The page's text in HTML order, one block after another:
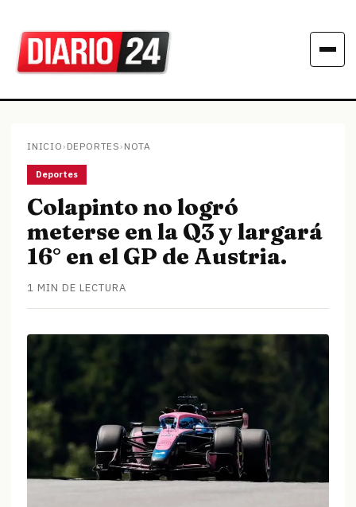
INICIO› DEPORTES› NOTA
Deportes
Colapinto no logró
meterse en la Q3 y largará
16° en el GP de Austria.
1 MIN DE LECTURA